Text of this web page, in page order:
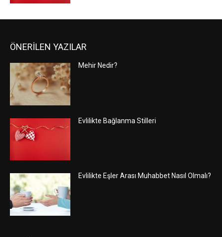
ÖNERİLEN YAZILAR
Mehir Nedir?
Evlilikte Bağlanma Stilleri
Evlilikte Eşler Arası Muhabbet Nasıl Olmalı?